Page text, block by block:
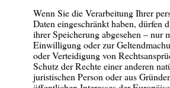
Wenn Sie die Verarbeitung Ihrer
Daten eingeschränkt haben, dürfen
ihrer Speicherung abgesehen – nur
Einwilligung oder zur
oder Verteidigung von
Schutz der Rechte einer anderen
juristischen Person oder aus